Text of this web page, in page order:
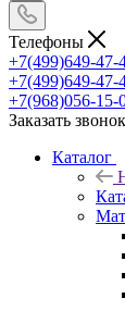
Телефоны
+7(499)649-47-
+7(499)649-47-
+7(968)056-15-
Заказать звонок
Каталог